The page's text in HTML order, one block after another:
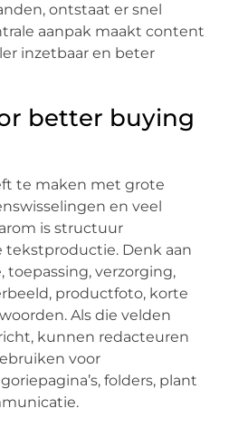
ontstaat er snel
aanpak maakt content
inzetbaar en beter
better buying
te maken met grote
en veel
is structuur
tekstproductie. Denk aan
toepassing, verzorging,
productfoto, korte
Als die velden
kunnen redacteuren
voor
folders, plant